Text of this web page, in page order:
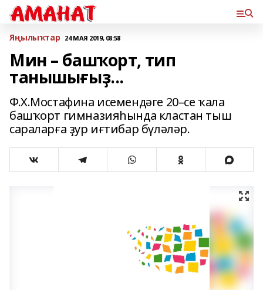
Яңылыҡтар 24 МАЯ 2019, 08:58
Мин – башҡорт, тип
танышығыҙ...
Ф.Х.Мостафина исемендәге 20–се ҡала
башҡорт гимназияһында кластан тыш
сараларға ҙур иғтибар бүләләр.